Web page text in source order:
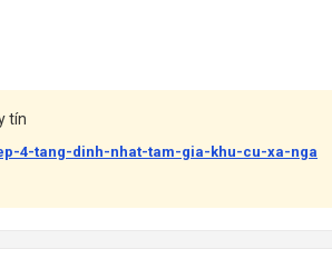
tín
4-tang-dinh-nhat-tam-gia-khu-cu-xa-nga